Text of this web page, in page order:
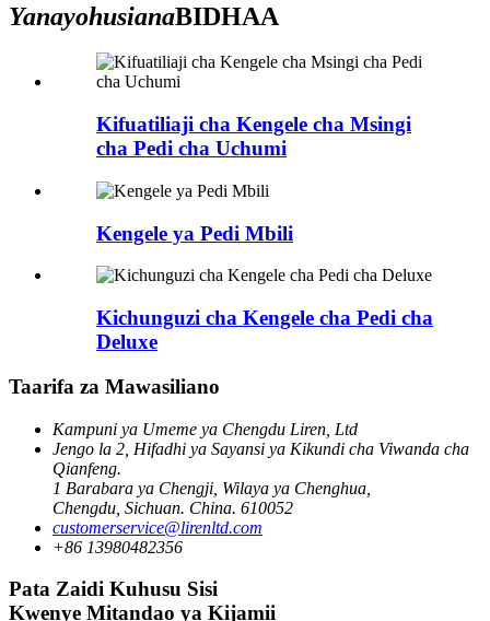
YanayohusianaBIDHAA
Kifuatiliaji cha Kengele cha Msingi
cha Pedi cha Uchumi
Kengele ya Pedi Mbili
Kichunguzi cha Kengele cha Pedi cha
Deluxe
Taarifa za Mawasiliano
Kampuni ya Umeme ya Chengdu Liren, Ltd
Jengo la 2, Hifadhi ya Sayansi ya Kikundi cha Viwanda cha
Qianfeng.
1 Barabara ya Chengji, Wilaya ya Chenghua,
Chengdu, Sichuan. China. 610052
customerservice@lirenltd.com
+86 13980482356
Pata Zaidi Kuhusu Sisi
Kwenye Mitandao ya Kijamii